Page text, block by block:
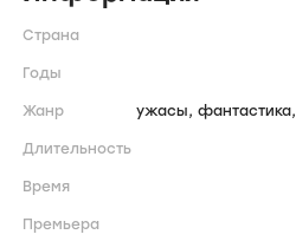
Страна
Годы
Жанр ужасы, фантастика,
Длительность
Время
Премьера